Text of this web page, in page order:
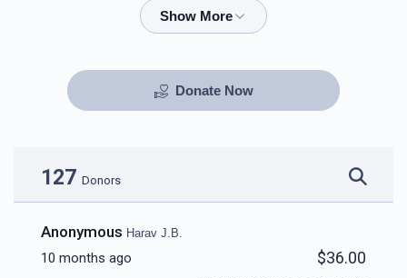
Donate Now
127 Donors
Anonymous Harav J.B.
10 months ago $36.00